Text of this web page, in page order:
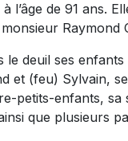
l’âge de 91 ans.
Raymond
le deuil ses
et (feu) Sylvain,
petits-enfants, sa
que plusieurs